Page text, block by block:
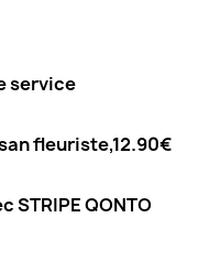
service
fleuriste,12.90€
STRIPE QONTO